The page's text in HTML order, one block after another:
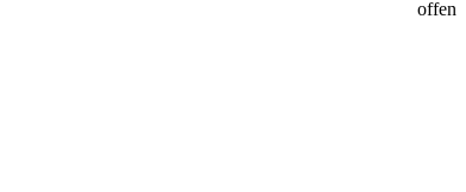
offen